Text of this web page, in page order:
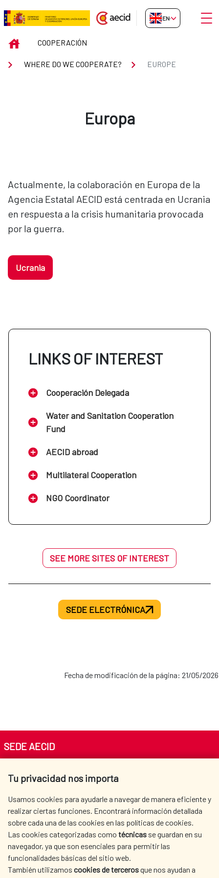
Skip to Main Content
EUROPE
EN-GB
INICIOCOOPERACIÓN
WHERE DO WE COOPERATE? EUROPE
Europa
Actualmente, la colaboración en Europa de la
Agencia Estatal AECID está centrada en Ucrania
en respuesta a la crisis humanitaria provocada
por la guerra.
Ucrania
LINKS OF INTEREST
Cooperación Delegada
Water and Sanitation Cooperation
Fund
AECID abroad
Multilateral Cooperation
NGO Coordinator
SEE MORE SITES OF INTEREST
SEDE ELECTRÓNICA
Fecha de modificación de la página: 21/05/2026
Tu privacidad nos importa
Usamos cookies para ayudarle a navegar de manera eficiente y
realizar ciertas funciones. Encontrará información detallada
sobre cada una de las cookies en las políticas de cookies.
Las cookies categorizadas como técnicas se guardan en su
navegador, ya que son esenciales para permitir las
funcionalidades básicas del sitio web.
También utilizamos cookies de tercerosque nos ayudan a
SEDE AECID
Tel. +34 900 20 30 54​​​​​​​
AECID
WHERE DO WE COOPERATE?
SPANISH HUMANITARIAN
ACTION
PRESS ROOM
CULTURE AND SCIENCE LIBRARY